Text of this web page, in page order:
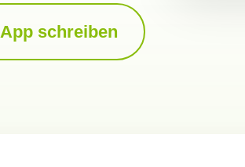
schreiben